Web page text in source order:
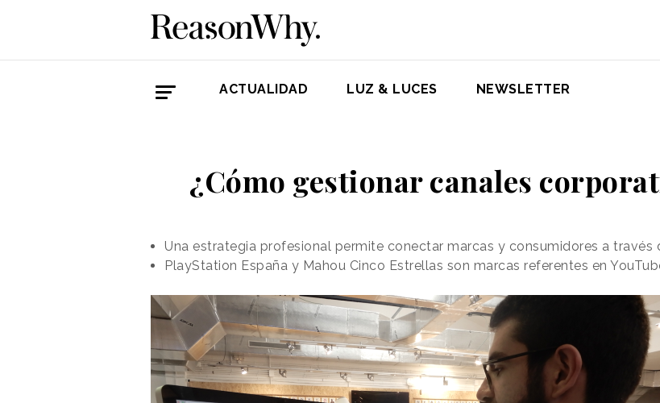
ACTUALIDAD LUZ & LUCES NEWSLETTER
¿Cómo gestionar canales
Una estrategia profesional permite conectar marcas y consumidores a
PlayStation España y Mahou Cinco Estrellas son marcas referentes en